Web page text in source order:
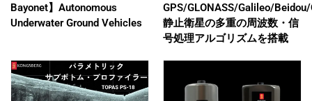
Bayonet】Autonomous
Underwater Ground Vehicles
GPS/GLONASS/Galileo/
静止衛星の多重の周波数・信
号処理アルゴリズムを搭載